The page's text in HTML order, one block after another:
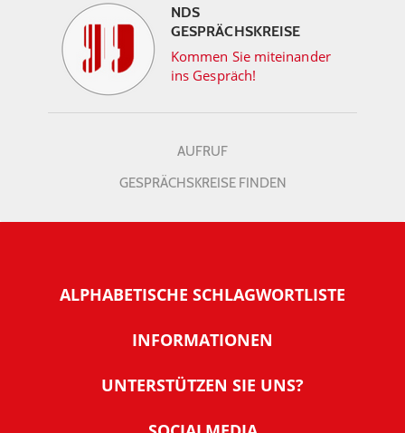
NDS
GESPRÄCHSKREISE
Kommen Sie miteinander
ins Gespräch!
AUFRUF
GESPRÄCHSKREISE FINDEN
ALPHABETISCHE SCHLAGWORTLISTE
INFORMATIONEN
Warum NachDenkSeiten
UNTERSTÜTZEN SIE UNS?